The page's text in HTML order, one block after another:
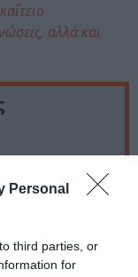
Personal
third parties, or
for
αλλά και